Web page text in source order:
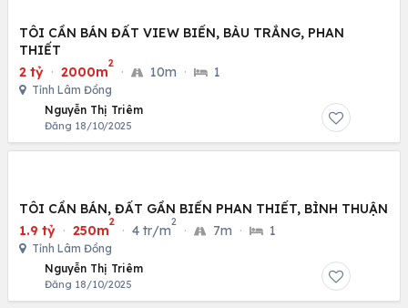
TÔI CẦN BÁN ĐẤT VIEW BIỂN, BÀU TRẮNG, PHAN
THIẾT
2 tỷ · 2000m
2
· 10m · 1
Tỉnh Lâm Đồng
Nguyễn Thị Triêm
Đăng 18/10/2025
TÔI CẦN BÁN, ĐẤT GẦN BIỂN PHAN THIẾT, BÌNH THUẬN
1.9 tỷ · 250m
2
· 4 tr/m
2
· 7m · 1
Tỉnh Lâm Đồng
Nguyễn Thị Triêm
Đăng 18/10/2025